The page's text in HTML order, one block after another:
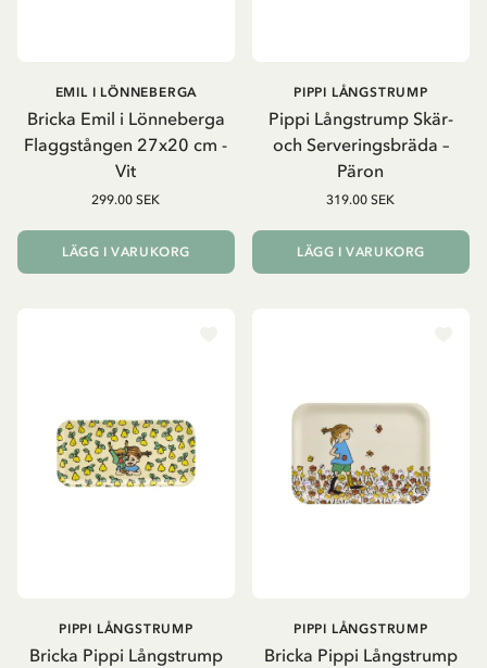
Bricka Emil i Lönneberga
Flaggstången 27x20 cm -
Vit
EMIL I LÖNNEBERGA
299.00 SEK
LÄGG I VARUKORG
Pippi Långstrump Skär-
och Serveringsbräda –
Päron
PIPPI LÅNGSTRUMP
319.00 SEK
LÄGG I VARUKORG
Bricka Pippi Långstrump
PIPPI LÅNGSTRUMP
Bricka Pippi Långstrump
PIPPI LÅNGSTRUMP